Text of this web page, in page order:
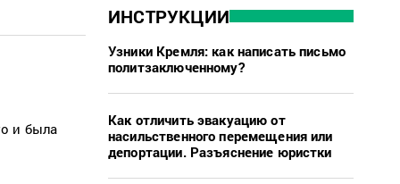
и была
ИНСТРУКЦИИ
Узники Кремля: как написать письмо
политзаключенному?
Как отличить эвакуацию от
насильственного перемещения или
депортации. Разъяснение юристки